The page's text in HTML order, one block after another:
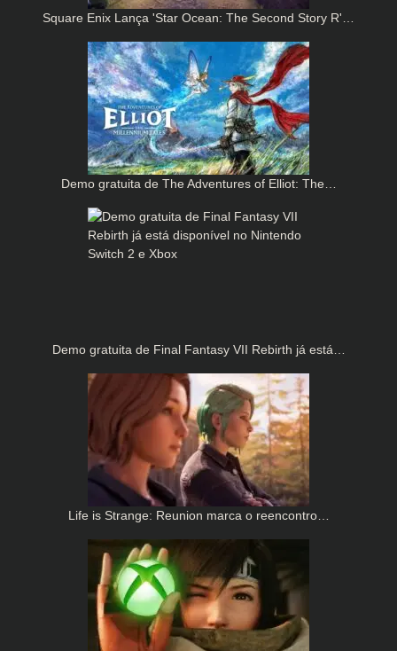
Square Enix Lança 'Star Ocean: The Second Story R'…
Demo gratuita de The Adventures of Elliot: The…
Demo gratuita de Final Fantasy VII Rebirth já está…
Life is Strange: Reunion marca o reencontro…